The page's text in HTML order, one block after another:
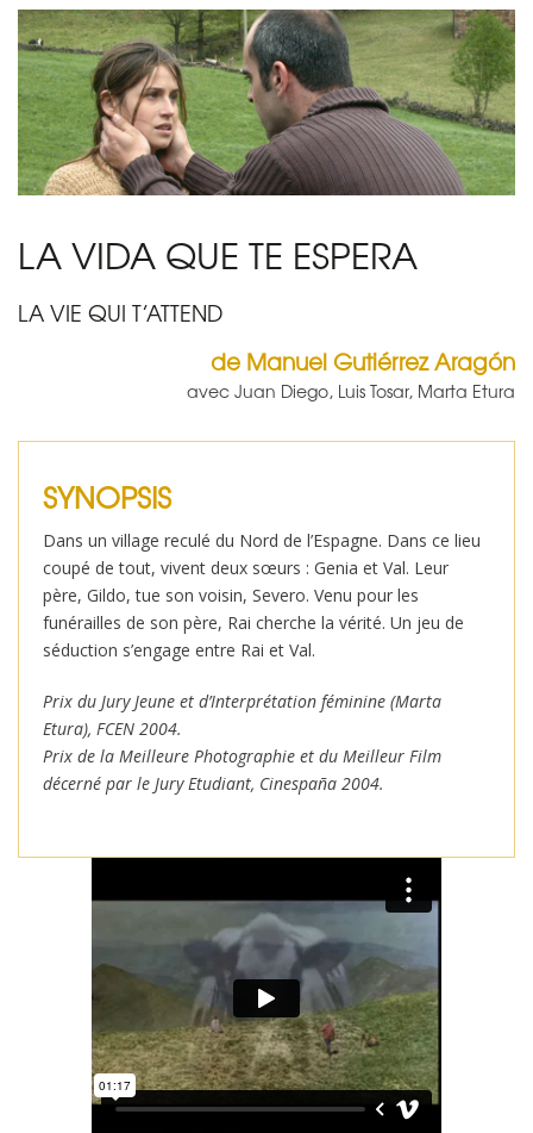
LA VIDA QUE TE ESPERA
LA VIE QUI T’ATTEND
de Manuel Gutiérrez Aragón
avec Juan Diego, Luis Tosar, Marta Etura
SYNOPSIS
Dans un village reculé du Nord de l’Espagne. Dans ce lieu
coupé de tout, vivent deux sœurs : Genia et Val. Leur
père, Gildo, tue son voisin, Severo. Venu pour les
funérailles de son père, Rai cherche la vérité. Un jeu de
séduction s’engage entre Rai et Val.
Prix du Jury Jeune et d’Interprétation féminine (Marta
Etura), FCEN 2004.
Prix de la Meilleure Photographie et du Meilleur Film
décerné par le Jury Etudiant, Cinespaña 2004.